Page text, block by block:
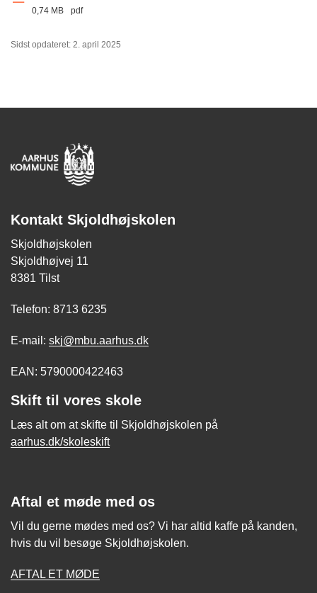
0,74 MB pdf
Sidst opdateret: 2. april 2025
Kontakt Skjoldhøjskolen
Skjoldhøjskolen
Skjoldhøjvej 11
8381 Tilst
Telefon: 8713 6235
E-mail: skj@mbu.aarhus.dk
EAN: 5790000422463
Skift til vores skole
Læs alt om at skifte til Skjoldhøjskolen på
aarhus.dk/skoleskift
Aftal et møde med os
Vil du gerne mødes med os? Vi har altid kaffe på kanden,
hvis du vil besøge Skjoldhøjskolen.
AFTAL ET MØDE